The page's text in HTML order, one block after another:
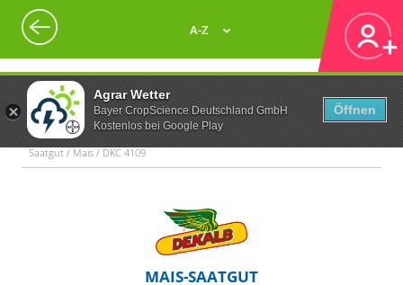
Agrar Wetter
Bayer CropScience Deutschland GmbH
Kostenlos bei Google Play
Öffnen
A-Z
Saatgut / Mais / DKC 4109
MAIS-SAATGUT